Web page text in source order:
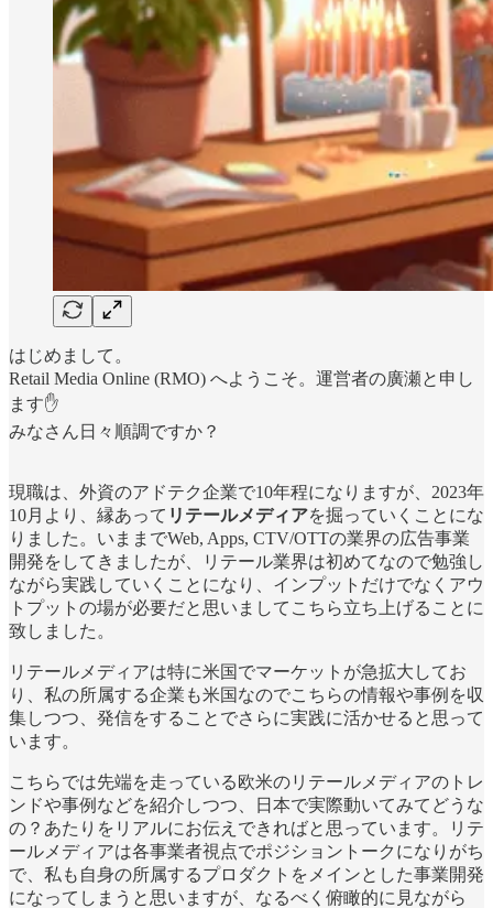
はじめまして。
Retail Media Online (RMO) へようこそ。運営者の廣瀬と申し
ます✋
みなさん日々順調ですか？
現職は、外資のアドテク企業で10年程になりますが、2023年
10月より、縁あって リテールメディアを掘っていくことにな
りました。いままでWeb, Apps, CTV/OTTの業界の広告事業
開発をしてきましたが、リテール業界は初めてなので勉強し
ながら実践していくことになり、インプットだけでなくアウ
トプットの場が必要だと思いましてこちら立ち上げることに
致しました。
リテールメディアは特に米国でマーケットが急拡大してお
り、私の所属する企業も米国なのでこちらの情報や事例を収
集しつつ、発信をすることでさらに実践に活かせると思って
います。
こちらでは先端を走っている欧米のリテールメディアのトレ
ンドや事例などを紹介しつつ、日本で実際動いてみてどうな
の？あたりをリアルにお伝えできればと思っています。リテ
ールメディアは各事業者視点でポジショントークになりがち
で、私も自身の所属するプロダクトをメインとした事業開発
になってしまうと思いますが、なるべく俯瞰的に見ながら